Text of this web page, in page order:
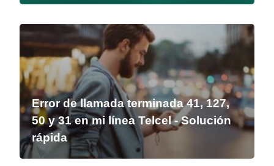
Error de llamada terminada 41, 127,
50 y 31 en mi línea Telcel - Solución
rápida